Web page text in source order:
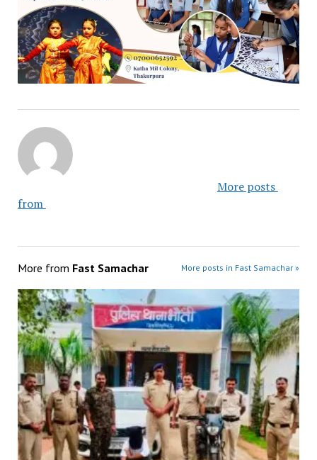
More from Fast Samachar More posts in Fast Samachar »